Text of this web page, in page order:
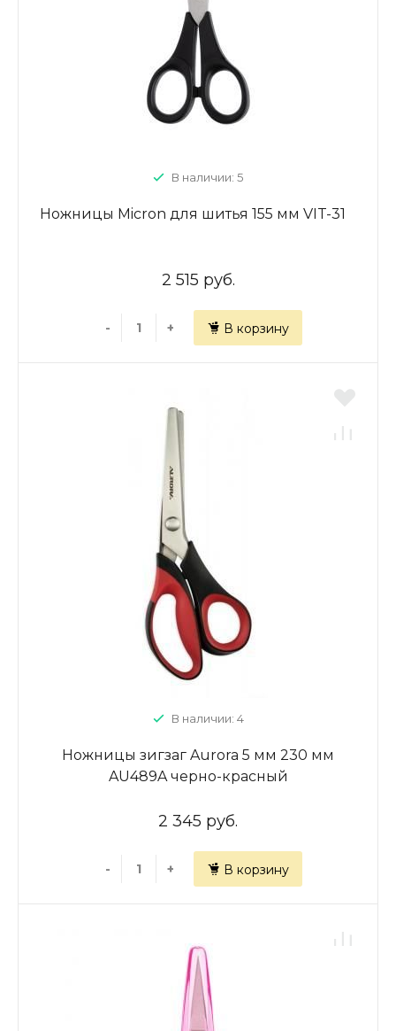
В наличии: 5
Ножницы Micron для шитья 155 мм VIT-31
2 515 руб.
- + В корзину
В наличии: 4
Ножницы зигзаг Aurora 5 мм 230 мм
AU489A черно-красный
2 345 руб.
- + В корзину